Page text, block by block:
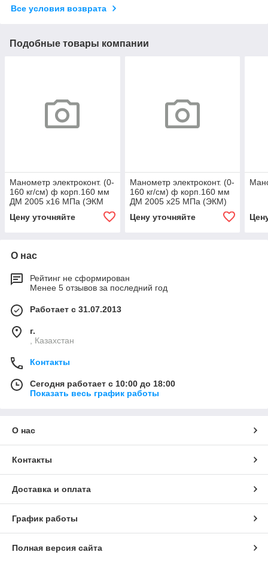
Все условия возврата
Подобные товары компании
Манометр электроконт. (0-
160 кг/см) ф корп.160 мм
ДМ 2005 х16 МПа (ЭКМ
Цену уточняйте
Манометр электроконт. (0-
160 кг/см) ф корп.160 мм
ДМ 2005 х25 МПа (ЭКМ)
Цену уточняйте
О нас
Рейтинг не сформирован
Менее 5 отзывов за последний год
Работает с 31.07.2013
г.
, Казахстан
Контакты
Сегодня работает с 10:00 до 18:00
Показать весь график работы
О нас
Контакты
Доставка и оплата
График работы
Полная версия сайта